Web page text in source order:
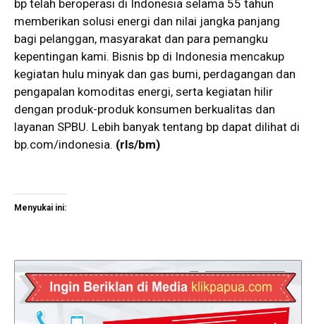
bp telah beroperasi di Indonesia selama 55 tahun
memberikan solusi energi dan nilai jangka panjang
bagi pelanggan, masyarakat dan para pemangku
kepentingan kami. Bisnis bp di Indonesia mencakup
kegiatan hulu minyak dan gas bumi, perdagangan dan
pengapalan komoditas energi, serta kegiatan hilir
dengan produk-produk konsumen berkualitas dan
layanan SPBU. Lebih banyak tentang bp dapat dilihat di
bp.com/indonesia. (rls/bm)
Menyukai ini: